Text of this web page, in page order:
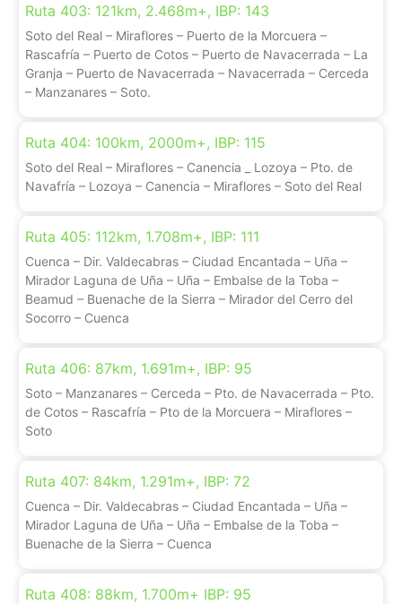
Ruta 403: 121km, 2.468m+, IBP: 143
Soto del Real – Miraflores – Puerto de la Morcuera –
Rascafría – Puerto de Cotos – Puerto de Navacerrada – La
Granja – Puerto de Navacerrada – Navacerrada – Cerceda
– Manzanares – Soto.
Ruta 404: 100km, 2000m+, IBP: 115
Soto del Real – Miraflores – Canencia _ Lozoya – Pto. de
Navafría – Lozoya – Canencia – Miraflores – Soto del Real
Ruta 405: 112km, 1.708m+, IBP: 111
Cuenca – Dir. Valdecabras – Ciudad Encantada – Uña –
Mirador Laguna de Uña – Uña – Embalse de la Toba –
Beamud – Buenache de la Sierra – Mirador del Cerro del
Socorro – Cuenca
Ruta 406: 87km, 1.691m+, IBP: 95
Soto – Manzanares – Cerceda – Pto. de Navacerrada – Pto.
de Cotos – Rascafría – Pto de la Morcuera – Miraflores –
Soto
Ruta 407: 84km, 1.291m+, IBP: 72
Cuenca – Dir. Valdecabras – Ciudad Encantada – Uña –
Mirador Laguna de Uña – Uña – Embalse de la Toba –
Buenache de la Sierra – Cuenca
Ruta 408: 88km, 1.700m+ IBP: 95